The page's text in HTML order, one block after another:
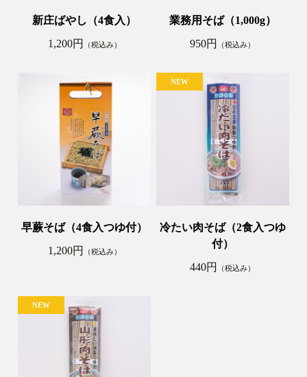
新庄ばやし（4食入）
1,200円
（税込み）
業務用そば（1,000g）
950円
（税込み）
早蕨そば（4食入つゆ付）
1,200円
（税込み）
冷たい肉そば（2食入つゆ
付）
440円
（税込み）